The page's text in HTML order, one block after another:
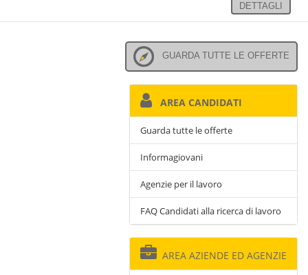
DETTAGLI
GUARDA TUTTE LE OFFERTE
AREA CANDIDATI
Guarda tutte le offerte
Informagiovani
Agenzie per il lavoro
FAQ Candidati alla ricerca di lavoro
AREA AZIENDE ED AGENZIE